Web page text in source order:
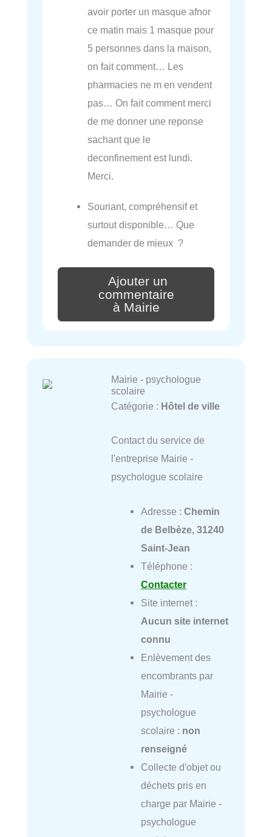
avoir porter un masque afnor
ce matin mais 1 masque pour
5 personnes dans la maison,
on fait comment… Les
pharmacies ne m en vendent
pas… On fait comment merci
de me donner une reponse
sachant que le
deconfinement est lundi.
Merci.
Souriant, compréhensif et
surtout disponible… Que
demander de mieux ?
Ajouter un
commentaire
à Mairie
Mairie - psychologue
scolaire
Catégorie : Hôtel de ville
Contact du service de
l'entreprise Mairie -
psychologue scolaire
Adresse : Chemin
de Belbèze, 31240
Saint-Jean
Téléphone :
Contacter
Site internet :
Aucun site internet
connu
Enlèvement des
encombrants par
Mairie -
psychologue
scolaire : non
renseigné
Collecte d'objet ou
déchets pris en
charge par Mairie -
psychologue